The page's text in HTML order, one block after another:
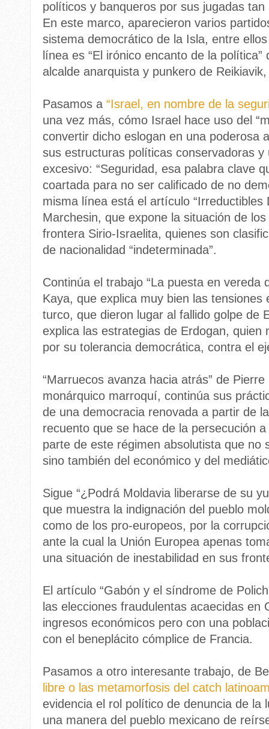
políticos y banqueros por sus jugadas
En este marco, aparecieron varios
sistema democrático de la Isla, entre
línea es “El irónico encanto de la
alcalde anarquista y punkero de
Pasamos a “Israel, en nombre de la
una vez más, cómo Israel hace uso del
convertir dicho eslogan en una poderosa
sus estructuras políticas conservadoras
excesivo: “Seguridad, esa palabra clave
coartada para no ser calificado de no
misma línea está el artículo “Irreductibles
Marchesin, que expone la situación de
frontera Sirio-Israelita, quienes son
de nacionalidad “indeterminada”.
Continúa el trabajo “La puesta en vereda
Kaya, que explica muy bien las tensiones
turco, que dieron lugar al fallido golpe de
explica las estrategias de Erdogan, quien
por su tolerancia democrática, contra el
“Marruecos avanza hacia atrás” de
monárquico marroquí, continúa sus
de una democracia renovada a partir de
recuento que se hace de la persecución
parte de este régimen absolutista que no
sino también del económico y del
Sigue “¿Podrá Moldavia liberarse de su
que muestra la indignación del pueblo
como de los pro-europeos, por la
ante la cual la Unión Europea apenas
una situación de inestabilidad en sus
El artículo “Gabón y el síndrome de
las elecciones fraudulentas acaecidas en
ingresos económicos pero con una
con el beneplácito cómplice de Francia.
Pasamos a otro interesante trabajo, de
libre o las metamorfosis del catch
evidencia el rol político de denuncia de la
una manera del pueblo mexicano de